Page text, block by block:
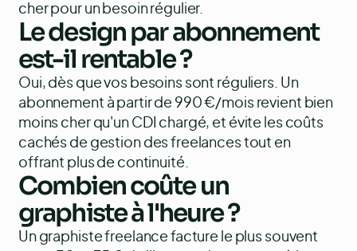
cher pour un besoin régulier.
Le design par abonnement
est-il rentable ?
Oui, dès que vos besoins sont réguliers. Un
abonnement à partir de 990 €/mois revient bien
moins cher qu'un CDI chargé, et évite les coûts
cachés de gestion des freelances tout en
offrant plus de continuité.
Combien coûte un
graphiste à l'heure ?
Un graphiste freelance facture le plus souvent